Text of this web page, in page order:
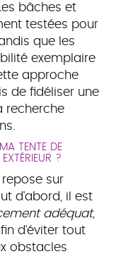
bâches et
testées pour
que les
exemplaire
approche
de fidéliser une
recherche
TENTE DE
?
repose sur
d'abord, il est
adéquat,
d'éviter tout
obstacles